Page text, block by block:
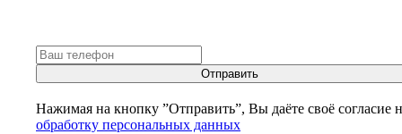
Отправить
Нажимая на кнопку ”Отправить”, Вы даёте своё согласие
обработку персональных данных